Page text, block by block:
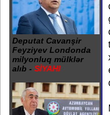
Deputat Cavanşir
Feyziyev Londonda
milyonluq mülklər
alıb - SİYAHI